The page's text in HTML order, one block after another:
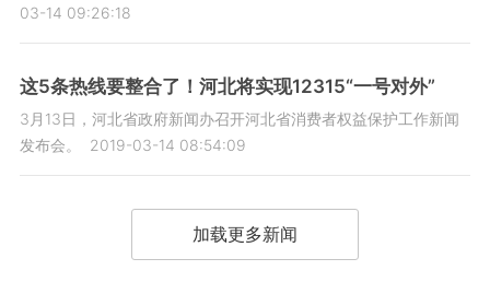
03-14 09:26:18
这5条热线要整合了！河北将实现12315“一号对外”
3月13日，河北省政府新闻办召开河北省消费者权益保护工作新闻
发布会。
2019-03-14 08:54:09
加载更多新闻